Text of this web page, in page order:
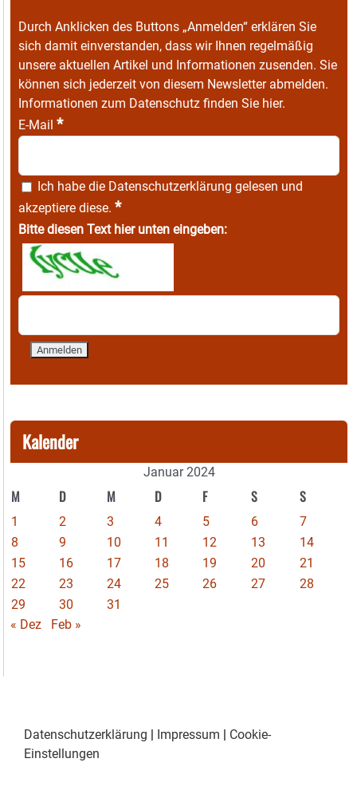
Durch Anklicken des Buttons „Anmelden“ erklären Sie
sich damit einverstanden, dass wir Ihnen regelmäßig
unsere aktuellen Artikel und Informationen zusenden. Sie
können sich jederzeit von diesem Newsletter abmelden.
Informationen zum Datenschutz finden Sie hier.
E-Mail *
Ich habe die Datenschutzerklärung gelesen und
akzeptiere diese. *
Bitte diesen Text hier unten eingeben:
Kalender
Januar 2024
M D M D F S S
1 2 3 4 5 6
7
8
9 10 11 12 13
14
15
16 17 18 19 20
21
22
23 24 25 26 27
28
29
30
31
« Dez
Feb »
Datenschutzerklärung | Impressum | Cookie-
Einstellungen